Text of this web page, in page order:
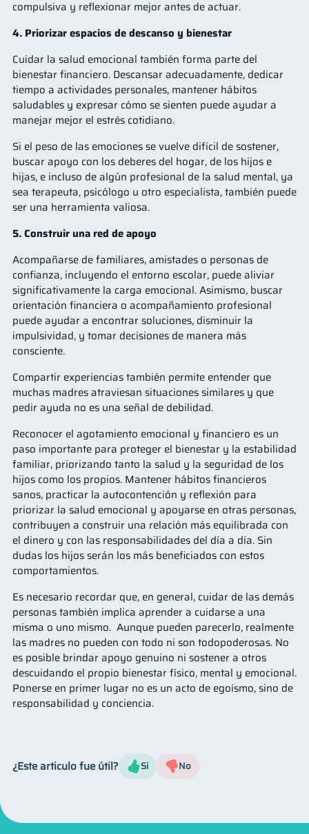
compulsiva y reflexionar mejor antes de actuar.
4. Priorizar espacios de descanso y bienestar
Cuidar la salud emocional también forma parte del
bienestar financiero. Descansar adecuadamente, dedicar
tiempo a actividades personales, mantener hábitos
saludables y expresar cómo se sienten puede ayudar a
manejar mejor el estrés cotidiano.
Si el peso de las emociones se vuelve difícil de sostener,
buscar apoyo con los deberes del hogar, de los hijos e
hijas, e incluso de algún profesional de la salud mental, ya
sea terapeuta, psicólogo u otro especialista, también puede
ser una herramienta valiosa.
5. Construir una red de apoyo
Acompañarse de familiares, amistades o personas de
confianza, incluyendo el entorno escolar, puede aliviar
significativamente la carga emocional. Asimismo, buscar
orientación financiera o acompañamiento profesional
puede ayudar a encontrar soluciones, disminuir la
impulsividad, y tomar decisiones de manera más
consciente.
Compartir experiencias también permite entender que
muchas madres atraviesan situaciones similares y que
pedir ayuda no es una señal de debilidad.
Reconocer el agotamiento emocional y financiero es un
paso importante para proteger el bienestar y la estabilidad
familiar, priorizando tanto la salud y la seguridad de los
hijos como los propios. Mantener hábitos financieros
sanos, practicar la autocontención y reflexión para
priorizar la salud emocional y apoyarse en otras personas,
contribuyen a construir una relación más equilibrada con
el dinero y con las responsabilidades del día a día. Sin
dudas los hijos serán los más beneficiados con estos
comportamientos.
Es necesario recordar que, en general, cuidar de las demás
personas también implica aprender a cuidarse a una
misma o uno mismo. Aunque pueden parecerlo, realmente
las madres no pueden con todo ni son todopoderosas. No
es posible brindar apoyo genuino ni sostener a otros
descuidando el propio bienestar físico, mental y emocional.
Ponerse en primer lugar no es un acto de egoísmo, sino de
responsabilidad y conciencia.
¿Este articulo fue útil? Si No